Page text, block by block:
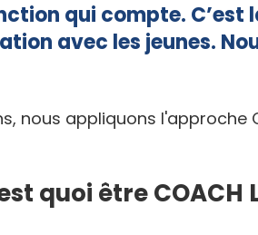
qui compte.
avec les jeunes.
nous appliquons l'approche
quoi être COACH